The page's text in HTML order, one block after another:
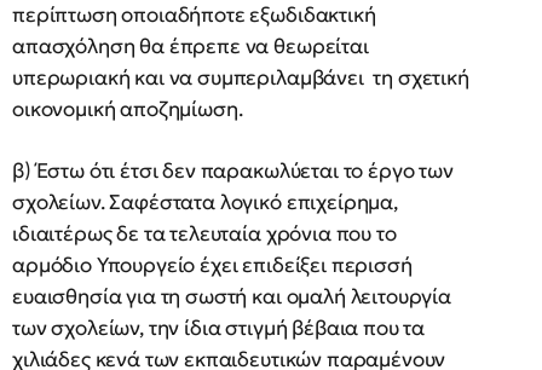
περίπτωση οποιαδήποτε εξωδιδακτική
απασχόληση θα έπρεπε να θεωρείται
υπερωριακή και να συμπεριλαμβάνει τη σχετική
οικονομική αποζημίωση.
β) Έστω ότι έτσι δεν παρακωλύεται το έργο των
σχολείων. Σαφέστατα λογικό επιχείρημα,
ιδιαιτέρως δε τα τελευταία χρόνια που το
αρμόδιο Υπουργείο έχει επιδείξει περισσή
ευαισθησία για τη σωστή και ομαλή λειτουργία
των σχολείων, την ίδια στιγμή βέβαια που τα
χιλιάδες κενά των εκπαιδευτικών παραμένουν